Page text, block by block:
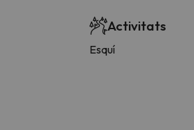
Activitats
Esquí